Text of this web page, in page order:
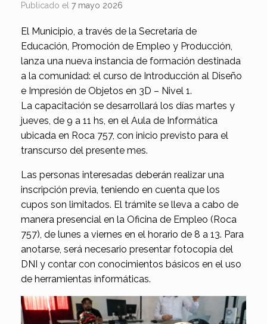
Publicado el 7 mayo 2026
El Municipio, a través de la Secretaría de
Educación, Promoción de Empleo y Producción,
lanza una nueva instancia de formación destinada
a la comunidad: el curso de Introducción al Diseño
e Impresión de Objetos en 3D – Nivel 1.
La capacitación se desarrollará los días martes y
jueves, de 9 a 11 hs, en el Aula de Informática
ubicada en Roca 757, con inicio previsto para el
transcurso del presente mes.
Las personas interesadas deberán realizar una
inscripción previa, teniendo en cuenta que los
cupos son limitados. El trámite se lleva a cabo de
manera presencial en la Oficina de Empleo (Roca
757), de lunes a viernes en el horario de 8 a 13. Para
anotarse, será necesario presentar fotocopia del
DNI y contar con conocimientos básicos en el uso
de herramientas informáticas.